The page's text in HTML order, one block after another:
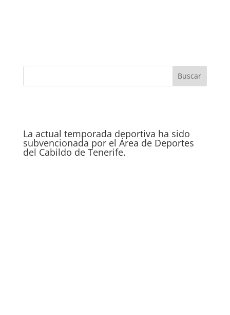
La actual temporada deportiva ha sido
subvencionada por el Área de Deportes
del Cabildo de Tenerife.